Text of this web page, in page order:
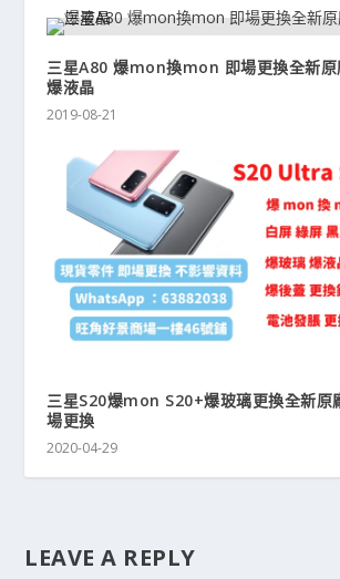
三星A80 爆mon換mon 即場更換全新
爆液晶
2019-08-21
三星S20爆mon S20+爆玻璃更換全新原
場更換
2020-04-29
LEAVE A REPLY